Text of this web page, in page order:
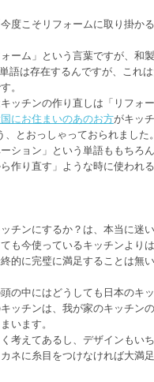
度こそリフォームに取り掛か
ーム」という言葉ですが、和
語は存在するんですが、これ
。
ッチンの作り直しは「リフォ
にお住まいのあのお方がキッ
とおっしゃっておられました。
ション」という単語ももちろ
作り直す」ような時に使われる
チンにするか？は、本当に迷
も今使っているキッチンより
的に完璧に満足することは無
の中にはどうしても日本のキ
ッチンは、我が家のキッチン
います。
考えてあるし、デザインもい
ネに糸目をつけなければ大満